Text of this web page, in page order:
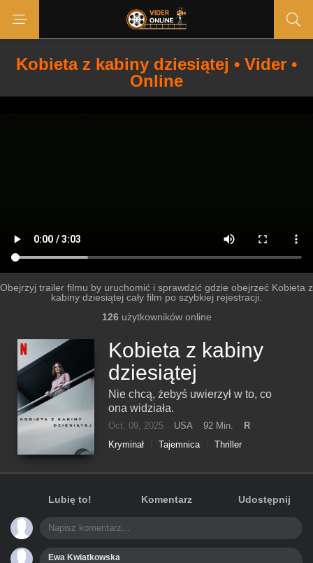
Kobieta z kabiny dziesiątej • Vider •
Online
Obejrzyj trailer filmu by uruchomić i sprawdzić gdzie obejrzeć Kobieta z
kabiny dziesiątej cały film po szybkiej rejestracji.
126użytkowników online
Kobieta z kabiny
dziesiątej
Nie chcą, żebyś uwierzył w to, co
ona widziała.
Oct. 09, 2025 USA 92 Min.
R
Kryminał
Tajemnica Thriller
Lubię to! Komentarz Udostępnij
Ewa Kwiatkowska